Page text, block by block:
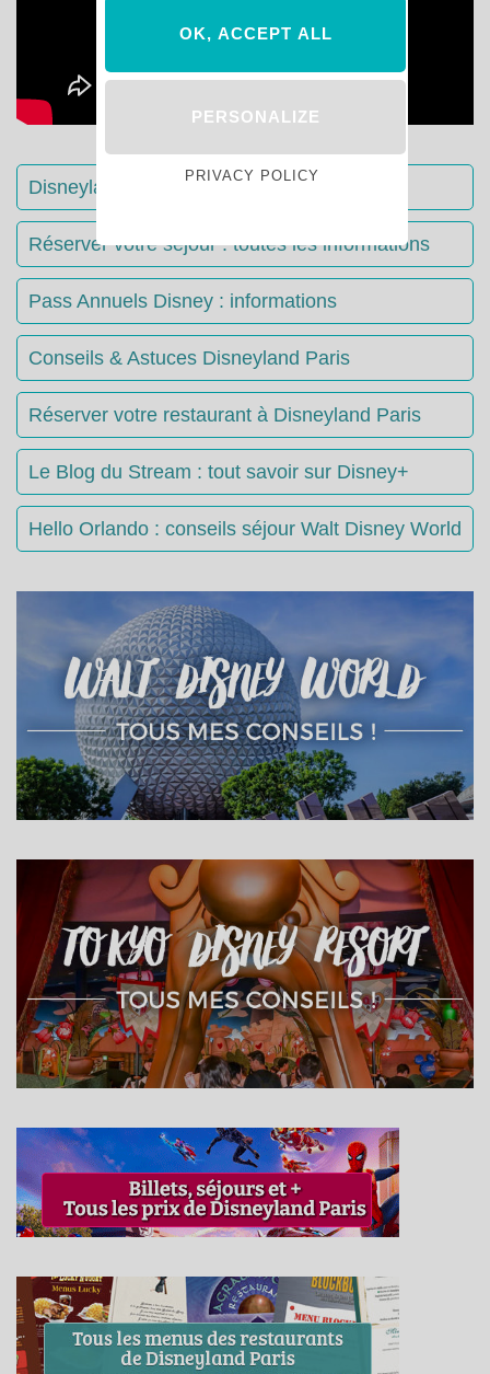
Disneyland Paris : Le guide complet
Réserver votre séjour : toutes les informations
Pass Annuels Disney : informations
Conseils & Astuces Disneyland Paris
Réserver votre restaurant à Disneyland Paris
Le Blog du Stream : tout savoir sur Disney+
Hello Orlando : conseils séjour Walt Disney World
OK, ACCEPT ALL
PERSONALIZE
PRIVACY POLICY